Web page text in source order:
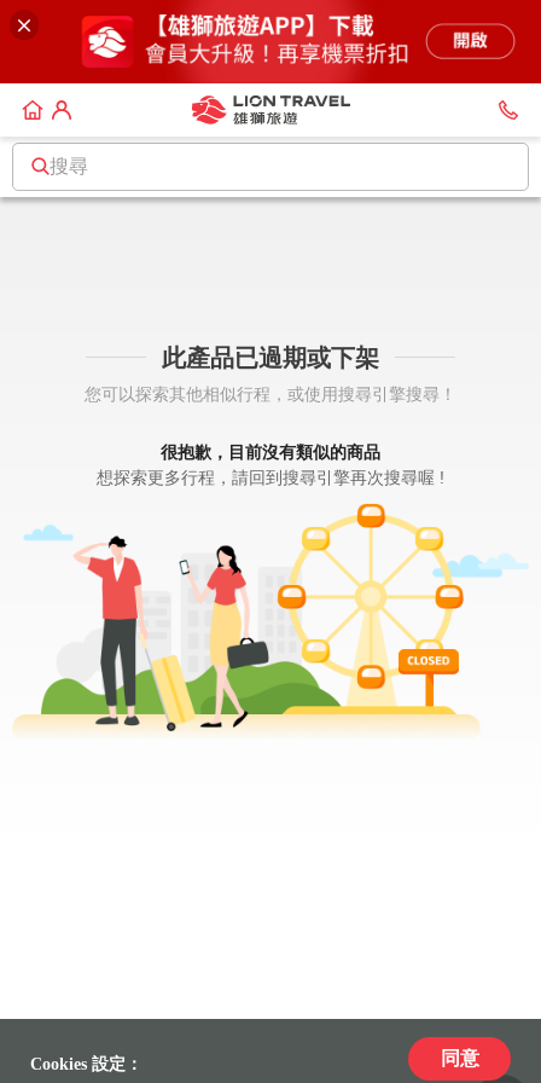
搜尋
此產品已過期或下架
您可以探索其他相似行程，或使用搜尋引擎搜尋！
很抱歉，目前沒有類似的商品
想探索更多行程，請回到搜尋引擎再次搜尋喔 !
Cookies 設定： 同意